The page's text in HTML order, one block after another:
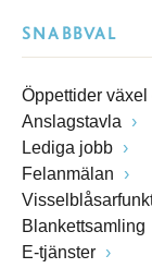
SNABBVAL
Öppettider
Anslagstavla
Lediga jobb
Felanmälan
Blankettsamling
E-tjänster